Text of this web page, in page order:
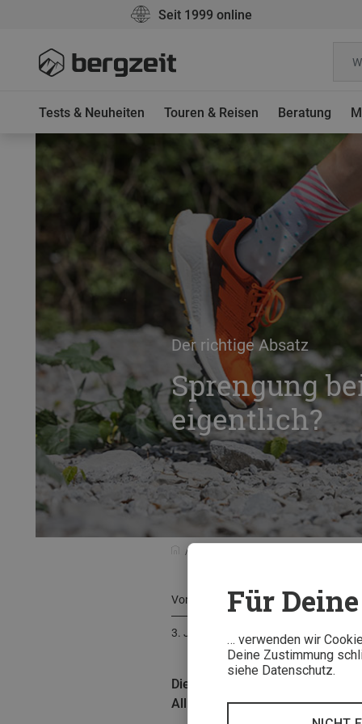
Für
… verwenden wir
Deine Zustimmung
siehe Datenschutz.
Seit 1999 online
Tests & Neuheiten Touren & Reisen Beratung
Der richtige Absatz
Sprengung
eigentlich?
Von Arnold Zimprich
3. Juli 2026
Die Sprengung ist eine
Allrounder für Anfänger?